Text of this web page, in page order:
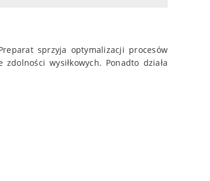
sprzyja optymalizacji procesów
wysiłkowych. Ponadto działa